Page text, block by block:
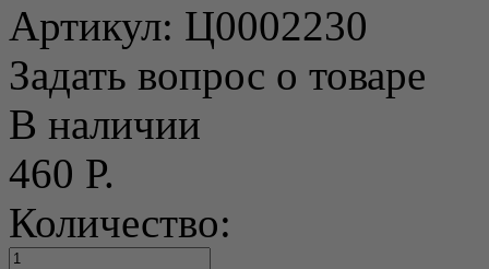
Артикул: Ц0002230
Задать вопрос о товаре
В наличии
460 Р.
Количество: